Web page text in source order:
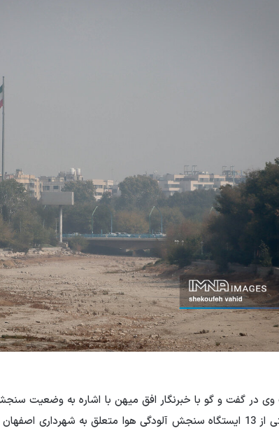
وی در گفت و گو با خبرنگار افق میهن با اشاره به وضعیت
اطلاعات دریافتی از 13 ایستگاه سنجش آلودگی هوا متعلق به